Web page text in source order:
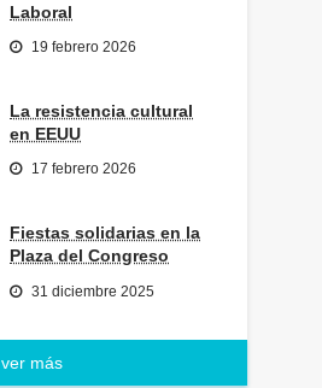
Laboral
19 febrero 2026
La resistencia cultural
en EEUU
17 febrero 2026
Fiestas solidarias en la
Plaza del Congreso
31 diciembre 2025
ver más